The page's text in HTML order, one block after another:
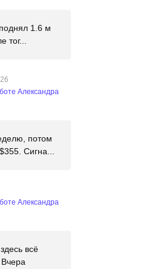
1.6 м
тог...
Александра
потом
Сигна...
Александра
всё